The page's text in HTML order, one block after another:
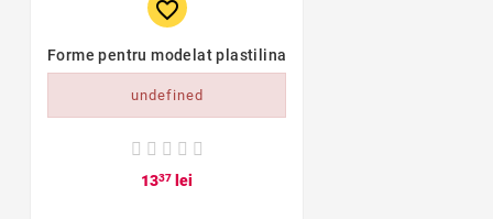
favorite_border
Forme pentru modelat plastilina
undefined
1337 lei